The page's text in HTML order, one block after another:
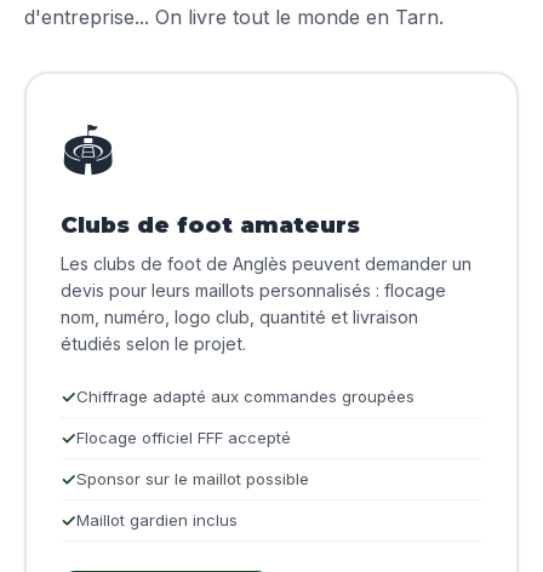
d'entreprise... On livre tout le monde en Tarn.
🏟️
Clubs de foot amateurs
Les clubs de foot de Anglès peuvent demander un
devis pour leurs maillots personnalisés : flocage
nom, numéro, logo club, quantité et livraison
étudiés selon le projet.
Chiffrage adapté aux commandes groupées
Flocage officiel FFF accepté
Sponsor sur le maillot possible
Maillot gardien inclus